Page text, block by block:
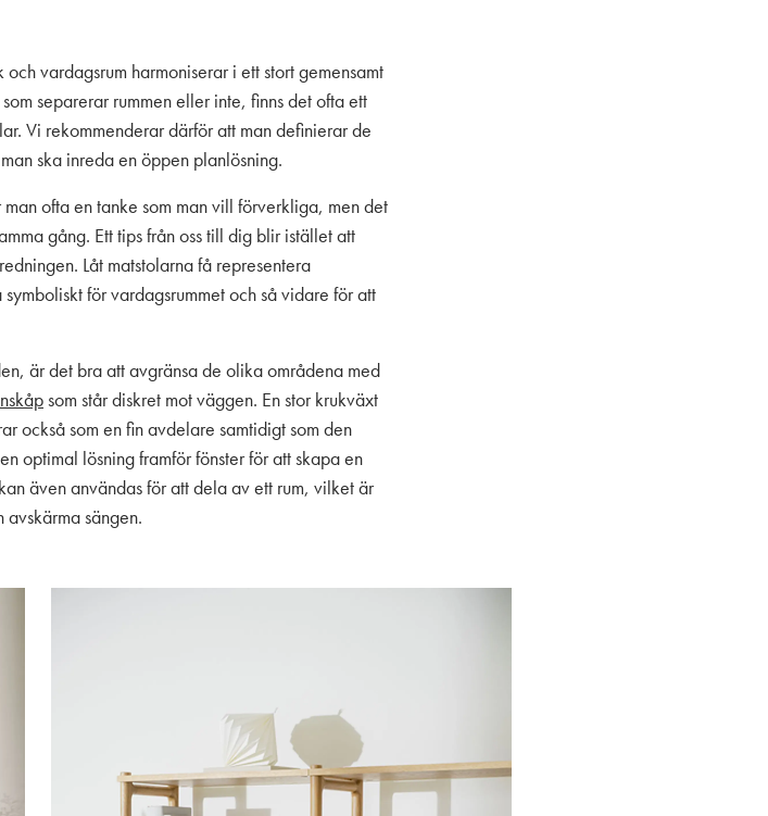
vardagsrum harmoniserar i ett stort gemensamt
separerar rummen eller inte, finns det ofta ett
Vi rekommenderar därför att man definierar de
ska inreda en öppen planlösning.
ofta en tanke som man vill förverkliga, men det
gång. Ett tips från oss till dig blir istället att
Låt matstolarna få representera
för vardagsrummet och så vidare för att
är det bra att avgränsa de olika områdena med
som står diskret mot väggen. En stor krukväxt
också som en fin avdelare samtidigt som den
optimal lösning framför fönster för att skapa en
även användas för att dela av ett rum, vilket är
sängen.